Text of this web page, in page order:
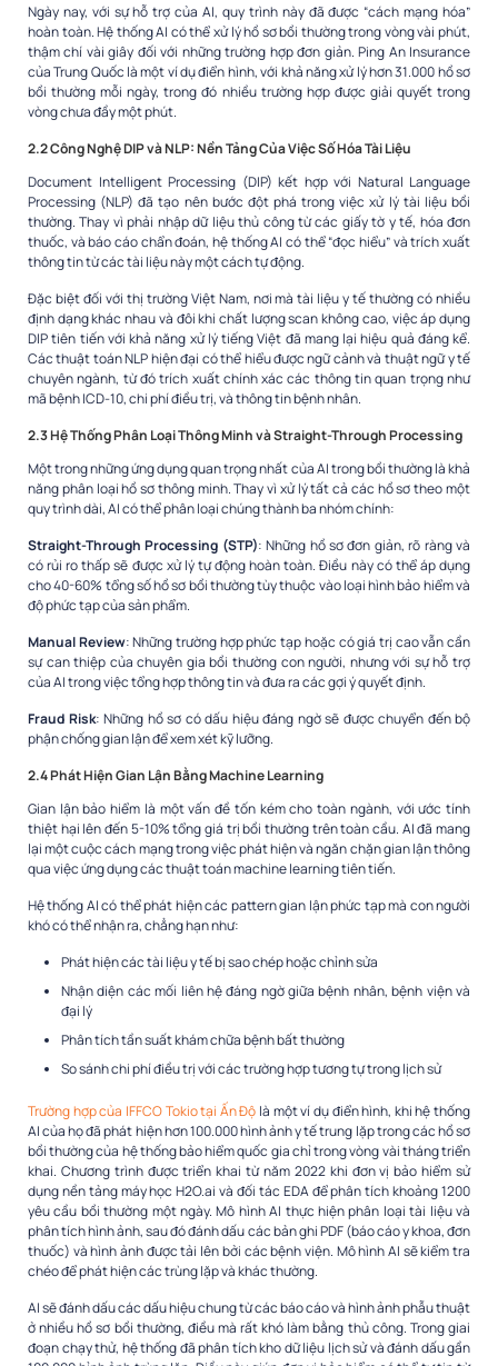
Ngày nay, với sự hỗ trợ của AI, quy trình này đã được “cách mạng hóa”
hoàn toàn. Hệ thống AI có thể xử lý hồ sơ bồi thường trong vòng vài phút,
thậm chí vài giây đối với những trường hợp đơn giản. Ping An Insurance
của Trung Quốc là một ví dụ điển hình, với khả năng xử lý hơn 31.000 hồ sơ
bồi thường mỗi ngày, trong đó nhiều trường hợp được giải quyết trong
vòng chưa đầy một phút.
2.2 Công Nghệ DIP và NLP: Nền Tảng Của Việc Số Hóa Tài Liệu
Document Intelligent Processing (DIP) kết hợp với Natural Language
Processing (NLP) đã tạo nên bước đột phá trong việc xử lý tài liệu bồi
thường. Thay vì phải nhập dữ liệu thủ công từ các giấy tờ y tế, hóa đơn
thuốc, và báo cáo chẩn đoán, hệ thống AI có thể “đọc hiểu” và trích xuất
thông tin từ các tài liệu này một cách tự động.
Đặc biệt đối với thị trường Việt Nam, nơi mà tài liệu y tế thường có nhiều
định dạng khác nhau và đôi khi chất lượng scan không cao, việc áp dụng
DIP tiên tiến với khả năng xử lý tiếng Việt đã mang lại hiệu quả đáng kể.
Các thuật toán NLP hiện đại có thể hiểu được ngữ cảnh và thuật ngữ y tế
chuyên ngành, từ đó trích xuất chính xác các thông tin quan trọng như
mã bệnh ICD-10, chi phí điều trị, và thông tin bệnh nhân.
2.3 Hệ Thống Phân Loại Thông Minh và Straight-Through Processing
Một trong những ứng dụng quan trọng nhất của AI trong bồi thường là khả
năng phân loại hồ sơ thông minh. Thay vì xử lý tất cả các hồ sơ theo một
quy trình dài, AI có thể phân loại chúng thành ba nhóm chính:
Straight-Through Processing (STP): Những hồ sơ đơn giản, rõ ràng và
có rủi ro thấp sẽ được xử lý tự động hoàn toàn. Điều này có thể áp dụng
cho 40-60% tổng số hồ sơ bồi thường tùy thuộc vào loại hình bảo hiểm và
độ phức tạp của sản phẩm.
Manual Review: Những trường hợp phức tạp hoặc có giá trị cao vẫn cần
sự can thiệp của chuyên gia bồi thường con người, nhưng với sự hỗ trợ
của AI trong việc tổng hợp thông tin và đưa ra các gợi ý quyết định.
Fraud Risk: Những hồ sơ có dấu hiệu đáng ngờ sẽ được chuyển đến bộ
phận chống gian lận để xem xét kỹ lưỡng.
2.4 Phát Hiện Gian Lận Bằng Machine Learning
Gian lận bảo hiểm là một vấn đề tốn kém cho toàn ngành, với ước tính
thiệt hại lên đến 5-10% tổng giá trị bồi thường trên toàn cầu. AI đã mang
lại một cuộc cách mạng trong việc phát hiện và ngăn chặn gian lận thông
qua việc ứng dụng các thuật toán machine learning tiên tiến.
Hệ thống AI có thể phát hiện các pattern gian lận phức tạp mà con người
khó có thể nhận ra, chẳng hạn như:
Phát hiện các tài liệu y tế bị sao chép hoặc chỉnh sửa
Nhận diện các mối liên hệ đáng ngờ giữa bệnh nhân, bệnh viện và
đại lý
Phân tích tần suất khám chữa bệnh bất thường
So sánh chi phí điều trị với các trường hợp tương tự trong lịch sử
Trường hợp của IFFCO Tokio tại Ấn Độ là một ví dụ điển hình, khi hệ thống
AI của họ đã phát hiện hơn 100.000 hình ảnh y tế trung lặp trong các hồ sơ
bồi thường của hệ thống bảo hiểm quốc gia chỉ trong vòng vài tháng triển
khai. Chương trình được triển khai từ năm 2022 khi đơn vị bảo hiểm sử
dụng nền tảng máy học H2O.ai và đối tác EDA để phân tích khoảng 1200
yêu cầu bồi thường một ngày. Mô hình AI thực hiện phân loại tài liệu và
phân tích hình ảnh, sau đó đánh dấu các bản ghi PDF (báo cáo y khoa, đơn
thuốc) và hình ảnh được tải lên bởi các bệnh viện. Mô hình AI sẽ kiểm tra
chéo để phát hiện các trùng lặp và khác thường.
AI sẽ đánh dấu các dấu hiệu chung từ các báo cáo và hình ảnh phẫu thuật
ở nhiều hồ sơ bồi thường, điều mà rất khó làm bằng thủ công. Trong giai
đoạn chạy thử, hệ thống đã phân tích kho dữ liệu lịch sử và đánh dấu gần